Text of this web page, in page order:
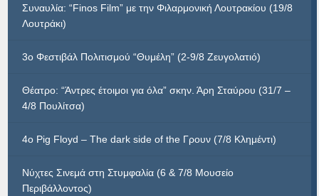
Συναυλία: “Finos Film” με την Φιλαρμονική Λουτρακίου (19/8
Λουτράκι)
3ο Φεστιβάλ Πολιτισμού “Θυμέλη” (2-9/8 Ζευγολατιό)
Θέατρο: “Άντρες έτοιμοι για όλα” σκην. Άρη Σταύρου (31/7 –
4/8 Πουλίτσα)
4ο Pig Floyd – The dark side of the Γρουν (7/8 Κλημέντι)
Νύχτες Σινεμά στη Στυμφαλία (6 & 7/8 Μουσείο
Περιβάλλοντος)